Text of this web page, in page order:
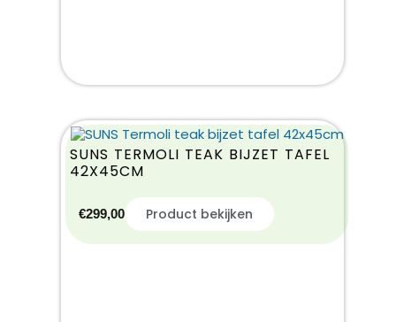
SUNS TERMOLI TEAK BIJZET TAFEL
42X45CM
€299,00 Product bekijken